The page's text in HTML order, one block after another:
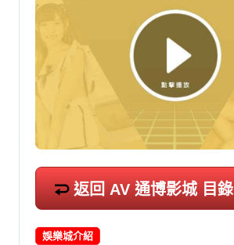
返回 AV 通博影城 目錄
娛樂城介紹